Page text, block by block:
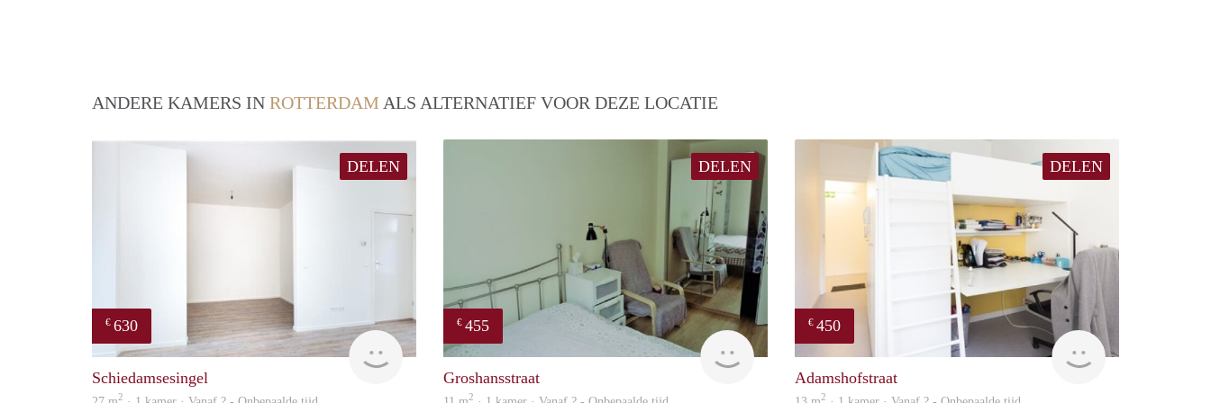
ANDERE KAMERS IN ROTTERDAM ALS ALTERNATIEF VOOR DEZE LOCATIE
DELEN
€ 630
Schiedamsesingel
2
DELEN
€ 455
Groshansstraat
2
DELEN
€ 450
rent
Adamshofstraat
2